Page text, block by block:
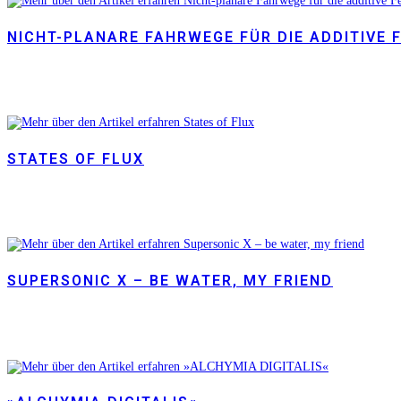
NICHT-PLANARE FAHRWEGE FÜR DIE ADDITIVE
STATES OF FLUX
SUPERSONIC X – BE WATER, MY FRIEND